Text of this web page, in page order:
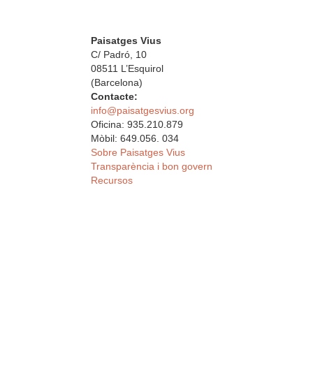
Paisatges Vius
C/ Padró, 10
08511 L’Esquirol
(Barcelona)
Contacte:
info@paisatgesvius.org
Oficina: 935.210.879
Mòbil: 649.056. 034
Sobre Paisatges Vius
Transparència i bon govern
Recursos